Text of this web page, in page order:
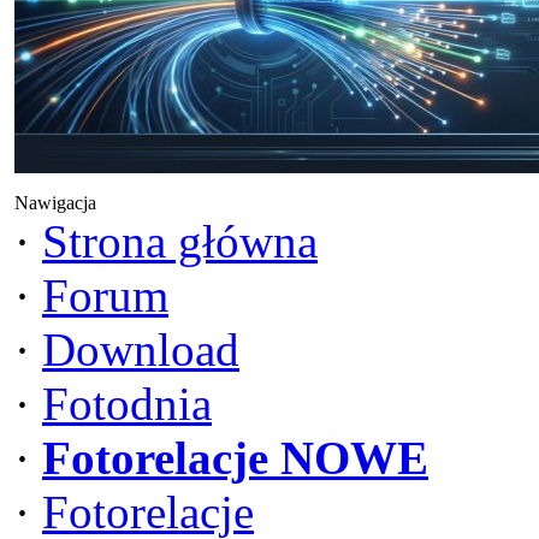
Nawigacja
· Strona główna
· Forum
· Download
· Fotodnia
· Fotorelacje NOWE
· Fotorelacje